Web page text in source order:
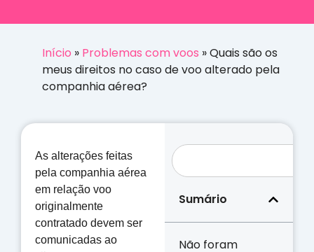
Início » Problemas com voos »Quais são os
meus direitos no caso de voo alterado pela
companhia aérea?
As alterações feitas
pela companhia aérea
em relação voo
originalmente
contratado devem ser
comunicadas ao
Sumário
Não foram